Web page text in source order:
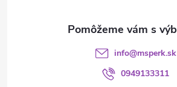
info@msperk.sk
0949133311